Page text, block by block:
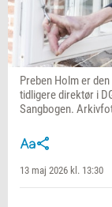
Preben Holm er
tidligere direktør i
Sangbogen.
13 maj 2026 kl. 13:30